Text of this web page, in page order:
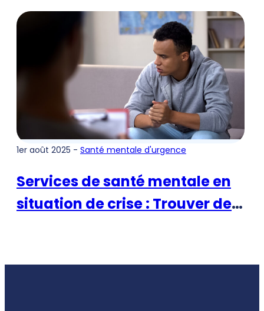
transforment les soins
d'urgence en matière de santé
1er août 2025 - Santé mentale d'urgence
Services de santé mentale en
situation de crise : Trouver de